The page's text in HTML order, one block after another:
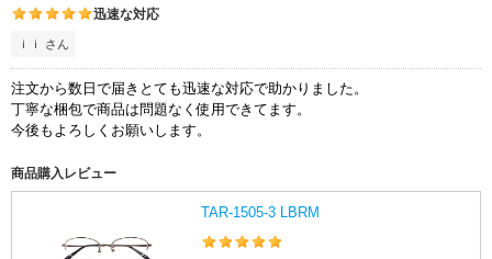
迅速な対応
ｉｉ さん
注文から数日で届きとても迅速な対応で助かりました。
丁寧な梱包で商品は問題なく使用できてます。
今後もよろしくお願いします。
商品購入レビュー
TAR-1505-3 LBRM